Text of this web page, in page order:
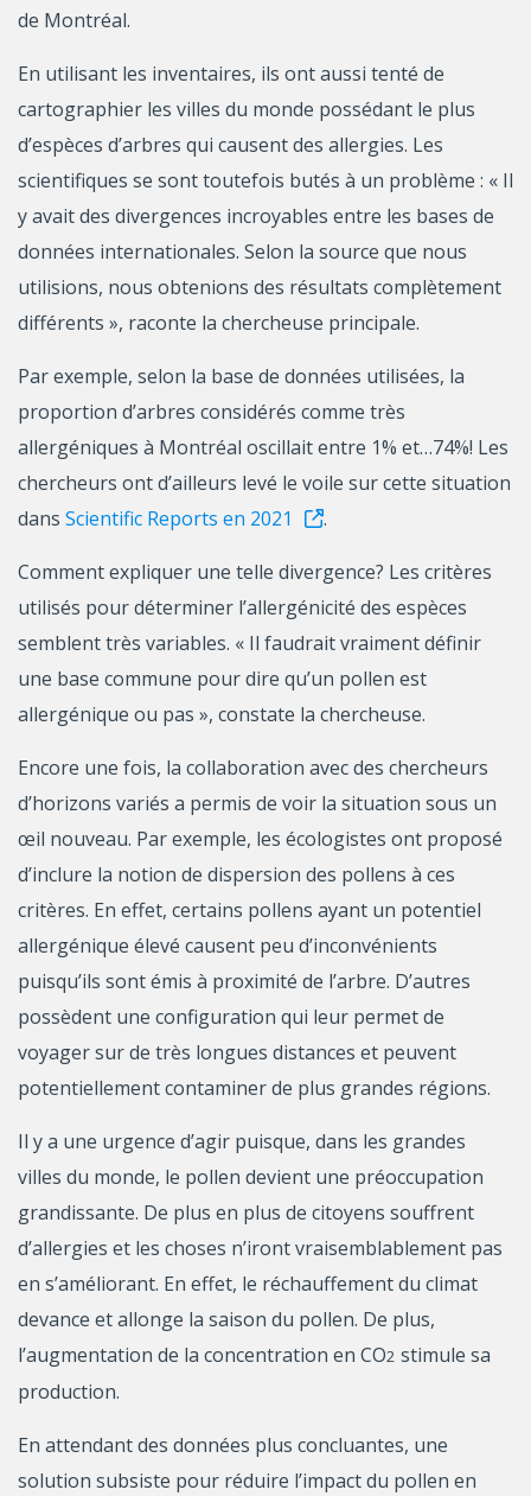
de Montréal.
En utilisant les inventaires, ils ont aussi tenté de
cartographier les villes du monde possédant le plus
d’espèces d’arbres qui causent des allergies. Les
scientifiques se sont toutefois butés à un problème : « Il
y avait des divergences incroyables entre les bases de
données internationales. Selon la source que nous
utilisions, nous obtenions des résultats complètement
différents », raconte la chercheuse principale.
Par exemple, selon la base de données utilisées, la
proportion d’arbres considérés comme très
allergéniques à Montréal oscillait entre 1% et…74%! Les
chercheurs ont d’ailleurs levé le voile sur cette situation
dans Scientific Reports en 2021 .
Comment expliquer une telle divergence? Les critères
utilisés pour déterminer l’allergénicité des espèces
semblent très variables. « Il faudrait vraiment définir
une base commune pour dire qu’un pollen est
allergénique ou pas », constate la chercheuse.
Encore une fois, la collaboration avec des chercheurs
d’horizons variés a permis de voir la situation sous un
œil nouveau. Par exemple, les écologistes ont proposé
d’inclure la notion de dispersion des pollens à ces
critères. En effet, certains pollens ayant un potentiel
allergénique élevé causent peu d’inconvénients
puisqu’ils sont émis à proximité de l’arbre. D’autres
possèdent une configuration qui leur permet de
voyager sur de très longues distances et peuvent
potentiellement contaminer de plus grandes régions.
Il y a une urgence d’agir puisque, dans les grandes
villes du monde, le pollen devient une préoccupation
grandissante. De plus en plus de citoyens souffrent
d’allergies et les choses n’iront vraisemblablement pas
en s’améliorant. En effet, le réchauffement du climat
devance et allonge la saison du pollen. De plus,
l’augmentation de la concentration en CO2 stimule sa
production.
En attendant des données plus concluantes, une
solution subsiste pour réduire l’impact du pollen en